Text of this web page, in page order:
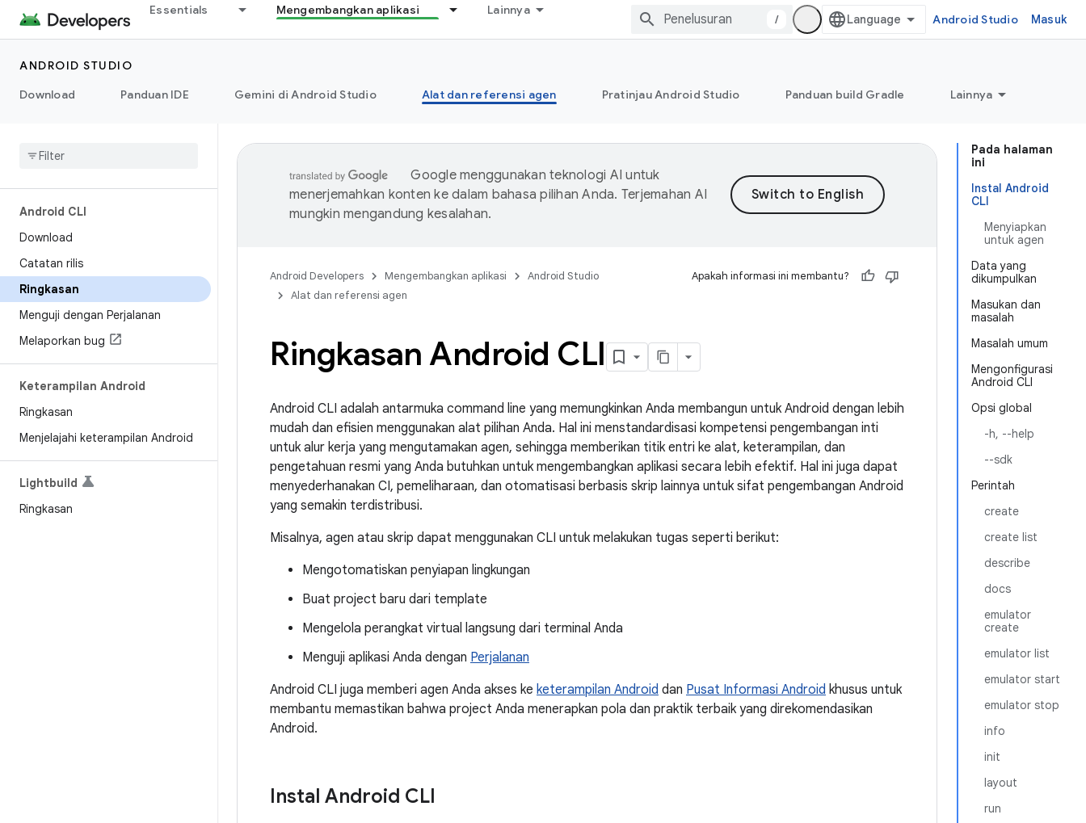
Essentials Mengembangkan aplikasi Lainnya
/ Android Studio Masuk
ANDROID STUDIO
Download
Panduan IDE Gemini di Android Studio Alat dan referensi agen Pratinjau Android Studio Panduan build Gradle Lainnya
Android CLI
Download
Catatan rilis
Ringkasan
Menguji dengan Perjalanan
Melaporkan bug
Keterampilan Android
Ringkasan
Menjelajahi keterampilan Android
Lightbuild
Ringkasan
Pada halaman
ini
Instal Android
CLI
Menyiapkan
untuk agen
Data yang
dikumpulkan
Masukan dan
masalah
Masalah umum
Mengonfigurasi
Android CLI
Opsi global
-h, --help
--sdk
Perintah
create
create list
describe
docs
emulator
create
emulator list
emulator start
emulator stop
info
init
layout
run
Google menggunakan teknologi AI untuk
menerjemahkan konten ke dalam bahasa pilihan Anda. Terjemahan AI
mungkin mengandung kesalahan.
Android Developers Mengembangkan aplikasi
Android Studio
Alat dan referensi agen
Apakah informasi ini membantu?
Ringkasan Android CLI
Android CLI adalah antarmuka command line yang memungkinkan Anda membangun untuk Android dengan lebih
mudah dan efisien menggunakan alat pilihan Anda. Hal ini menstandardisasi kompetensi pengembangan inti
untuk alur kerja yang mengutamakan agen, sehingga memberikan titik entri ke alat, keterampilan, dan
pengetahuan resmi yang Anda butuhkan untuk mengembangkan aplikasi secara lebih efektif. Hal ini juga dapat
menyederhanakan CI, pemeliharaan, dan otomatisasi berbasis skrip lainnya untuk sifat pengembangan Android
yang semakin terdistribusi.
Misalnya, agen atau skrip dapat menggunakan CLI untuk melakukan tugas seperti berikut:
Mengotomatiskan penyiapan lingkungan
Buat project baru dari template
Mengelola perangkat virtual langsung dari terminal Anda
Menguji aplikasi Anda dengan Perjalanan
Android CLI juga memberi agen Anda akses ke keterampilan Android dan Pusat Informasi Android khusus untuk
membantu memastikan bahwa project Anda menerapkan pola dan praktik terbaik yang direkomendasikan
Android.
Instal Android CLI